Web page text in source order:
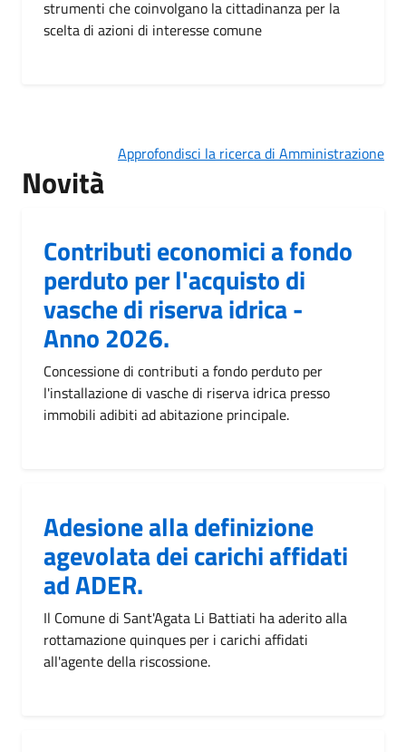
strumenti che coinvolgano la cittadinanza per la
scelta di azioni di interesse comune
Approfondisci la ricerca di Amministrazione
Novità
Contributi economici a fondo
perduto per l'acquisto di
vasche di riserva idrica -
Anno 2026.
Concessione di contributi a fondo perduto per
l'installazione di vasche di riserva idrica presso
immobili adibiti ad abitazione principale.
Adesione alla definizione
agevolata dei carichi affidati
ad ADER.
Il Comune di Sant'Agata Li Battiati ha aderito alla
rottamazione quinques per i carichi affidati
all'agente della riscossione.